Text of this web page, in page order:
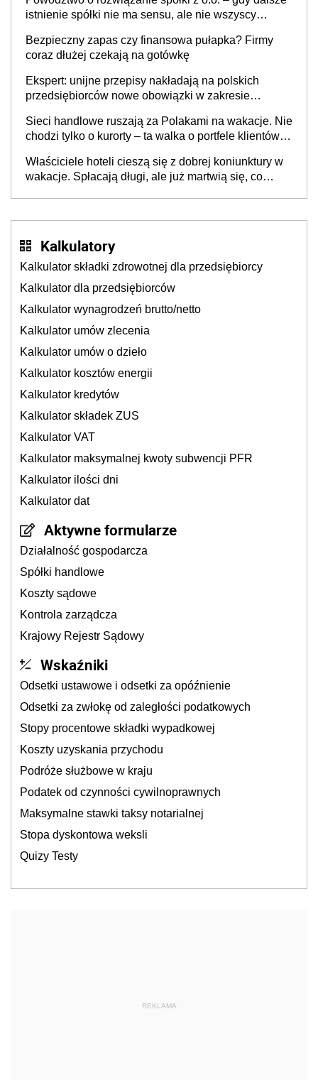
istnienie spółki nie ma sensu, ale nie wszyscy
Bezpieczny zapas czy finansowa pułapka? Firmy
coraz dłużej czekają na gotówkę
Ekspert: unijne przepisy nakładają na polskich
przedsiębiorców nowe obowiązki w zakresie
Sieci handlowe ruszają za Polakami na wakacje. Nie
chodzi tylko o kurorty – ta walka o portfele klientów
cichu
Właściciele hoteli cieszą się z dobrej koniunktury w
wakacje. Spłacają długi, ale już martwią się, co
Kalkulatory
Kalkulator składki zdrowotnej dla przedsiębiorcy
Kalkulator dla przedsiębiorców
Kalkulator wynagrodzeń brutto/netto
Kalkulator umów zlecenia
Kalkulator umów o dzieło
Kalkulator kosztów energii
Kalkulator kredytów
Kalkulator składek ZUS
Kalkulator VAT
Kalkulator maksymalnej kwoty subwencji PFR
Kalkulator ilości dni
Kalkulator dat
Aktywne formularze
Działalność gospodarcza
Spółki handlowe
Koszty sądowe
Kontrola zarządcza
Krajowy Rejestr Sądowy
Wskaźniki
Odsetki ustawowe i odsetki za opóźnienie
Odsetki za zwłokę od zaległości podatkowych
Stopy procentowe składki wypadkowej
Koszty uzyskania przychodu
Podróże służbowe w kraju
Podatek od czynności cywilnoprawnych
Maksymalne stawki taksy notarialnej
Stopa dyskontowa weksli
Quizy Testy
REKLAMA